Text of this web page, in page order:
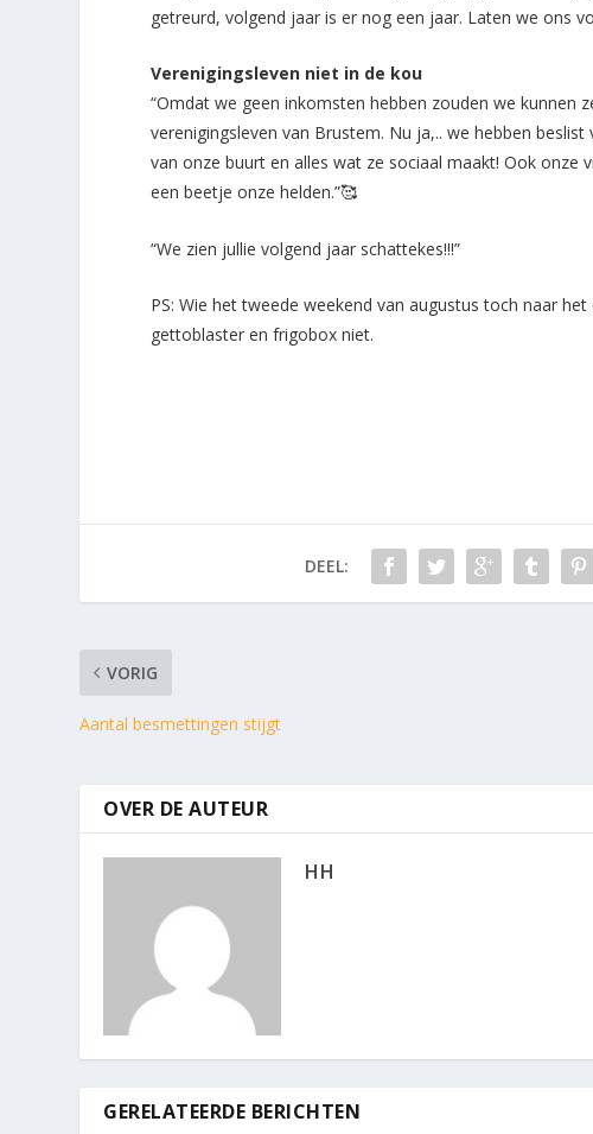
getreurd, volgend jaar is er nog een jaar. Laten we ons
Verenigingsleven niet in de kou
“Omdat we geen inkomsten hebben zouden we kunnen
verenigingsleven van Brustem. Nu ja,.. we hebben
van onze buurt en alles wat ze sociaal maakt! Ook
een beetje onze helden.”🥰
“We zien jullie volgend jaar schattekes!!!”
PS: Wie het tweede weekend van augustus toch naar
gettoblaster en frigobox niet.
DEEL:
VORIG
Aantal besmettingen stijgt
OVER DE AUTEUR
HH
GERELATEERDE BERICHTEN